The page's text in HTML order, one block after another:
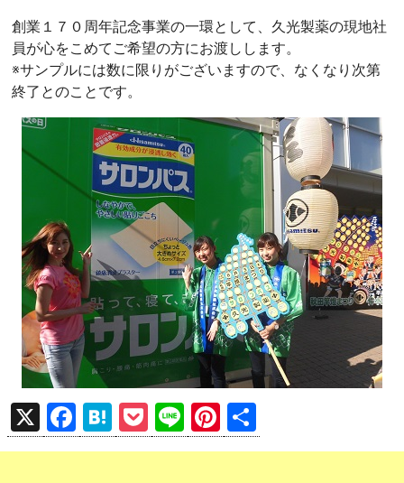
創業１７０周年記念事業の一環として、久光製薬の現地社
員が心をこめてご希望の方にお渡しします。
※サンプルには数に限りがございますので、なくなり次第
終了とのことです。
X
F
a
H
at
P
o
Li
n
Pi
nt 有